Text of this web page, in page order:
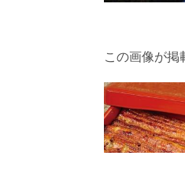
この画像が掲